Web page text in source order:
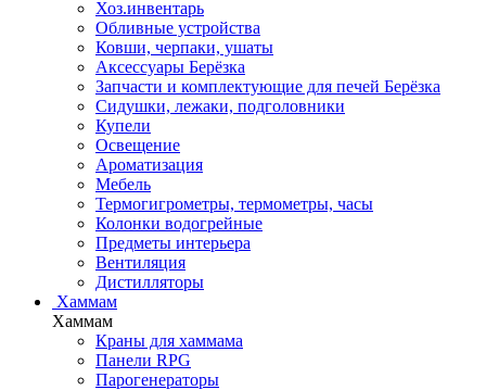
Хоз.инвентарь
Обливные устройства
Ковши, черпаки, ушаты
Аксессуары Берёзка
Запчасти и комплектующие для печей Берёзка
Сидушки, лежаки, подголовники
Купели
Освещение
Ароматизация
Мебель
Термогигрометры, термометры, часы
Колонки водогрейные
Предметы интерьера
Вентиляция
Дистилляторы
Хаммам
Хаммам
Краны для хаммама
Панели RPG
Парогенераторы